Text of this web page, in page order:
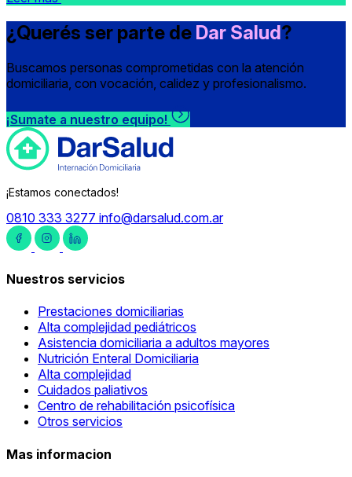
¿Querés ser parte de Dar Salud?
Buscamos personas comprometidas con la atención
domiciliaria, con vocación, calidez y profesionalismo.
¡Sumate a nuestro equipo!
¡Estamos conectados!
0810 333 3277 info@darsalud.com.ar
Nuestros servicios
Prestaciones domiciliarias
Alta complejidad pediátricos
Asistencia domiciliaria a adultos mayores
Nutrición Enteral Domiciliaria
Alta complejidad
Cuidados paliativos
Centro de rehabilitación psicofísica
Otros servicios
Mas informacion